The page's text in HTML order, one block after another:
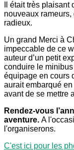
Il était très
nouveaux
radieux.
Un grand Merci à
impeccable de ce
auteur d’un petit
conduire le
équipage en cours
aurait embarqué
avant de se mettre
Rendez-vous
aventure. A
l'organiserons.
C'est ici pour les